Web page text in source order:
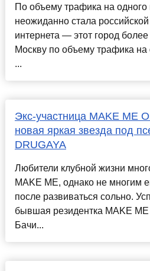
По объему трафика на
неожиданно стала
интернета — этот город
Москву по объему трафика на
...
Экс-участница MAKE ME
новая яркая звезда под
DRUGAYA
Любители клубной жизни
MAKE ME, однако не многим
после развиваться сольно.
бывшая резидентка MAKE
Бачи...